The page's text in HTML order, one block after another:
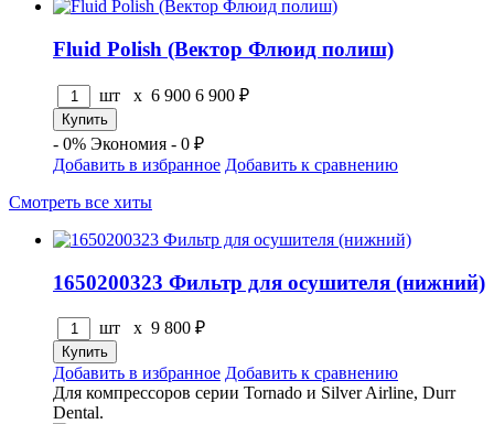
Fluid Polish (Вектор Флюид полиш)
шт x 6 900 6 900 ₽
- 0% Экономия - 0 ₽
Добавить в избранное Добавить к сравнению
Смотреть все хиты
1650200323 Фильтр для осушителя (нижний)
шт x 9 800 ₽
Добавить в избранное Добавить к сравнению
Для компрессоров серии Tornado и Silver Airline, Durr
Dental.